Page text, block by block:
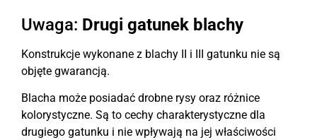
Uwaga: Drugi gatunek blachy
Konstrukcje wykonane z blachy II i III gatunku nie są
objęte gwarancją.
Blacha może posiadać drobne rysy oraz różnice
kolorystyczne. Są to cechy charakterystyczne dla
drugiego gatunku i nie wpływają na jej właściwości